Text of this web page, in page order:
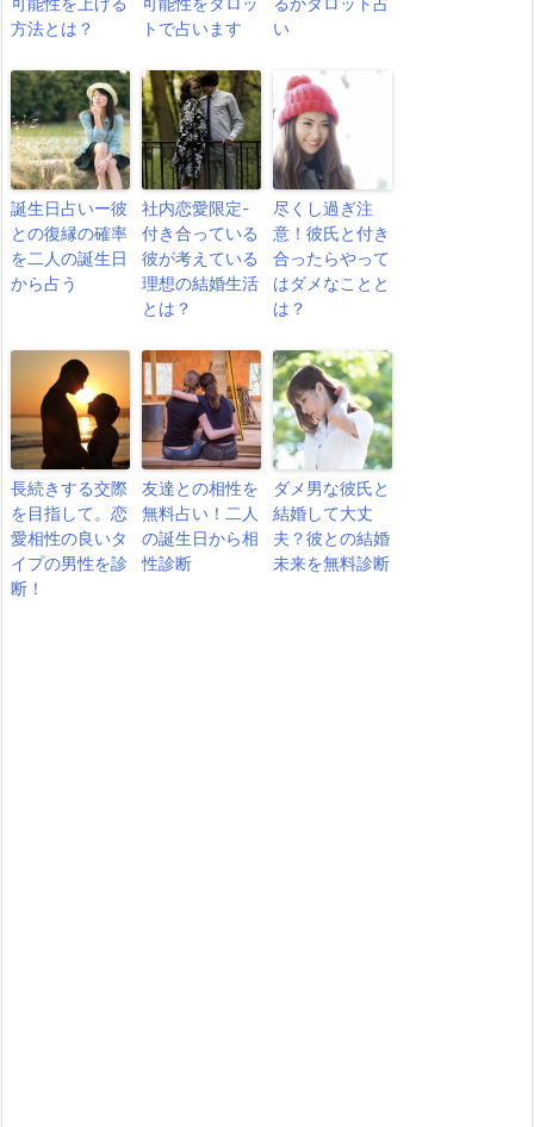
方法とは？
トで占います
い
誕生日占いー彼
との復縁の確率
を二人の誕生日
から占う
社内恋愛限定-
付き合っている
彼が考えている
理想の結婚生活
とは？
尽くし過ぎ注
意！彼氏と付き
合ったらやって
はダメなことと
は？
長続きする交際
を目指して。恋
愛相性の良いタ
イプの男性を診
断！
友達との相性を
無料占い！二人
の誕生日から相
性診断
ダメ男な彼氏と
結婚して大丈
夫？彼との結婚
未来を無料診断